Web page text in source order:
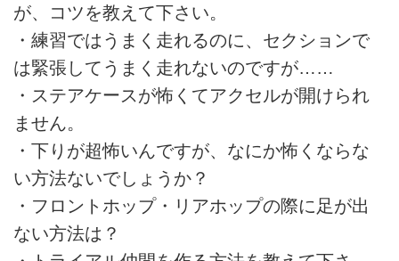
が、コツを教えて下さい。
・練習ではうまく走れるのに、セクションで
は緊張してうまく走れないのですが……
・ステアケースが怖くてアクセルが開けられ
ません。
・下りが超怖いんですが、なにか怖くならな
い方法ないでしょうか？
・フロントホップ・リアホップの際に足が出
ない方法は？